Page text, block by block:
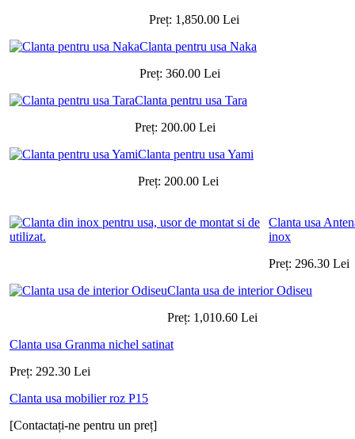
Preț: 1,850.00 Lei
Clanta pentru usa Naka
Preț: 360.00 Lei
Clanta pentru usa Tara
Preț: 200.00 Lei
Clanta pentru usa Yami
Preț: 200.00 Lei
Clanta usa
inox
Preț: 296.30 Lei
Clanta usa de interior Odiseu
Preț: 1,010.60 Lei
Clanta usa Granma nichel satinat
Preț: 292.30 Lei
Clanta usa mobilier roz P15
[Contactați-ne pentru un preț]